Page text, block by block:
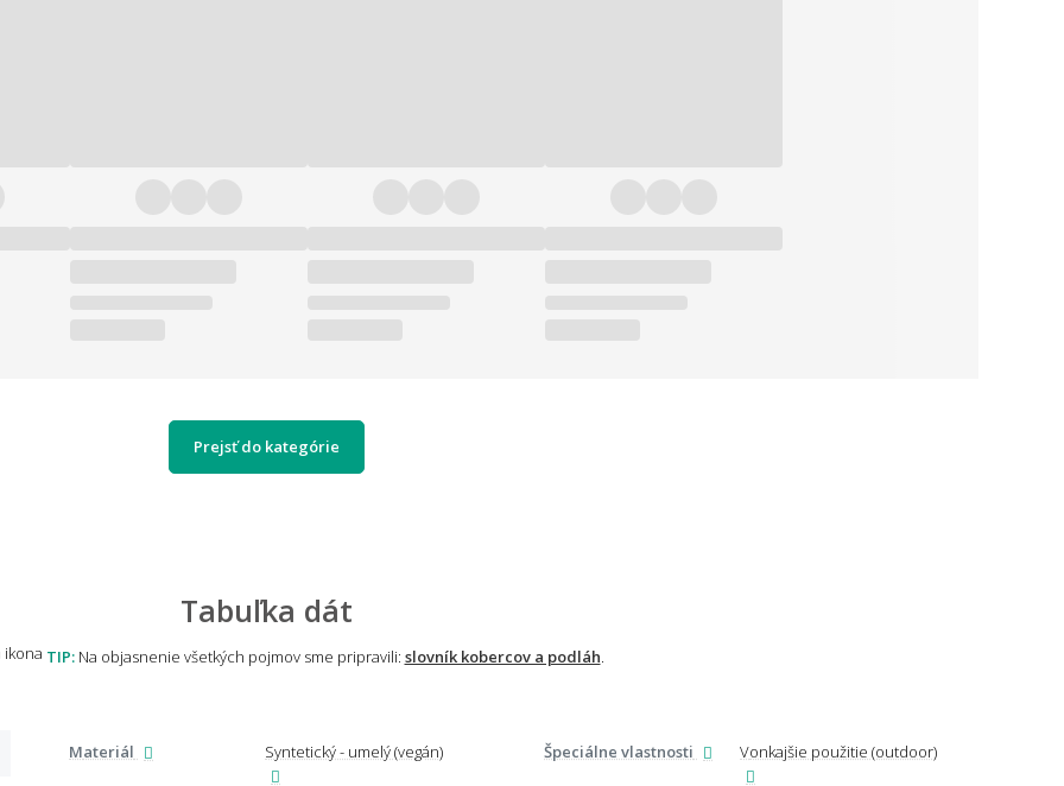
Prejsť do kategórie
Tabuľka dát
TIP:Na objasnenie všetkých pojmov sme pripravili: slovník kobercov a podláh
Materiál Syntetický - umelý (vegán) Špeciálne vlastnosti Vonkajšie použitie (outdoor)